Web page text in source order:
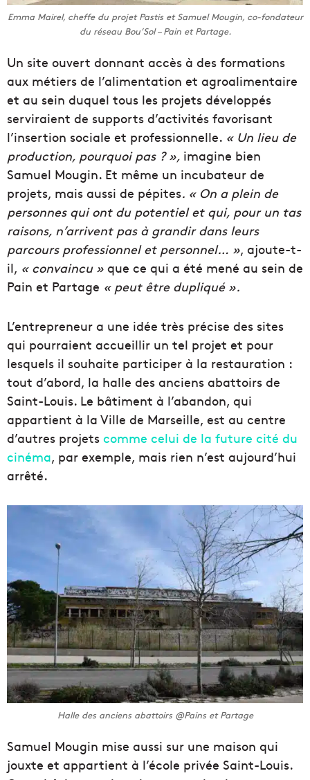
Emma Mairel, cheffe du projet Pastis et Samuel Mougin, co-fondateur
du réseau Bou’Sol – Pain et Partage.
Un site ouvert donnant accès à des formations
aux métiers de l’alimentation et agroalimentaire
et au sein duquel tous les projets développés
serviraient de supports d’activités favorisant
l’insertion sociale et professionnelle. « Un lieu de
production, pourquoi pas ? », imagine bien
Samuel Mougin. Et même un incubateur de
projets, mais aussi de pépites. « On a plein de
personnes qui ont du potentiel et qui, pour un tas
raisons, n’arrivent pas à grandir dans leurs
parcours professionnel et personnel… », ajoute-t-
il, « convaincu » que ce qui a été mené au sein de
Pain et Partage « peut être dupliqué ».
L’entrepreneur a une idée très précise des sites
qui pourraient accueillir un tel projet et pour
lesquels il souhaite participer à la restauration :
tout d’abord, la halle des anciens abattoirs de
Saint-Louis. Le bâtiment à l’abandon, qui
appartient à la Ville de Marseille, est au centre
d’autres projets comme celui de la future cité du
cinéma, par exemple, mais rien n’est aujourd’hui
arrêté.
Halle des anciens abattoirs @Pains et Partage
Samuel Mougin mise aussi sur une maison qui
jouxte et appartient à l’école privée Saint-Louis.